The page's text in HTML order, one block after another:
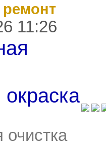
ремонт
11:26
очистка